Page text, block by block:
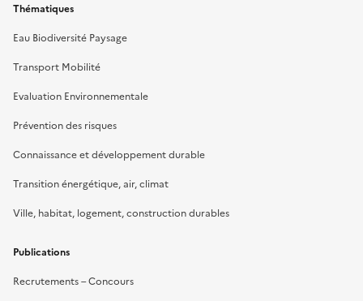
Thématiques
Eau Biodiversité Paysage
Transport Mobilité
Evaluation Environnementale
Prévention des risques
Connaissance et développement durable
Transition énergétique, air, climat
Ville, habitat, logement, construction durables
Publications
Recrutements – Concours